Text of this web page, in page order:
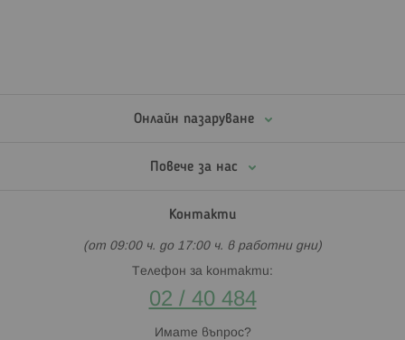
Онлайн пазаруване
Повече за нас
Контакти
(от 09:00 ч. до 17:00 ч. в работни дни)
Телефон за контакти:
02 / 40 484
Имате въпрос?